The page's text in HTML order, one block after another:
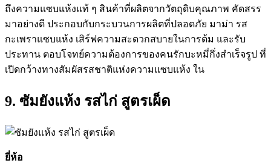
ถึงความแซบแห้งแท้ ๆ สินค้าที่ผลิตจากวัตถุดิบคุณภาพ คัดสรร
มาอย่างดี ประกอบกับกระบวนการผลิตที่ปลอดภัย มาม่า รส
กะเพราแซบแห้ง เสิร์ฟความสะดวกสบายในการต้ม และรับ
ประทาน ตอบโจทย์ความต้องการของคนรักบะหมี่กึ่งสำเร็จรูป ที่
เปิดกว้างทางสัมผัสรสชาติแห่งความแซบแห้ง ใน
9. ซัมยังแห้ง รสไก่ สูตรเผ็ด
ยี่ห้อ